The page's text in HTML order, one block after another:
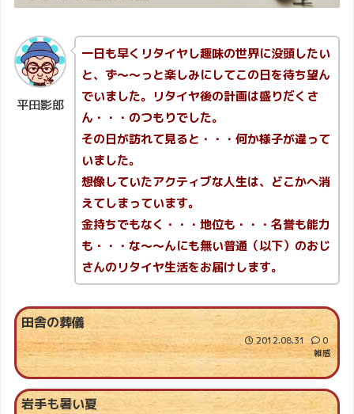
平田影郎
一日も早くリタイヤし趣味の世界に没頭したい
と、ず～～っと楽しみにしてこの日を待ち望ん
でいました。リタイヤ後の計画は盛りだくさ
ん・・・のつもりでした。
その日が訪れて見ると・・・何か様子が違って
いました。
想像していたアクティブな人生は、どこかへ消
えてしまっています。
金持ちでもなく・・・地位も・・・名誉も能力
も・・・な～～んにも無い普通（以下）のおじ
さんのリタイヤ生活をお届けします。
田舎の葬儀
2012.08.31
0
雑感
岩手も暑い夏